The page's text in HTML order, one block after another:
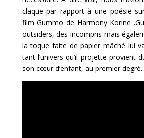
claque par rapport à une poésie
film Gummo de Harmony Korine
outsiders, des incompris mais
la toque faite de papier mâché lui
tant l’univers qu’il projette provient
son cœur d’enfant, au premier degré.